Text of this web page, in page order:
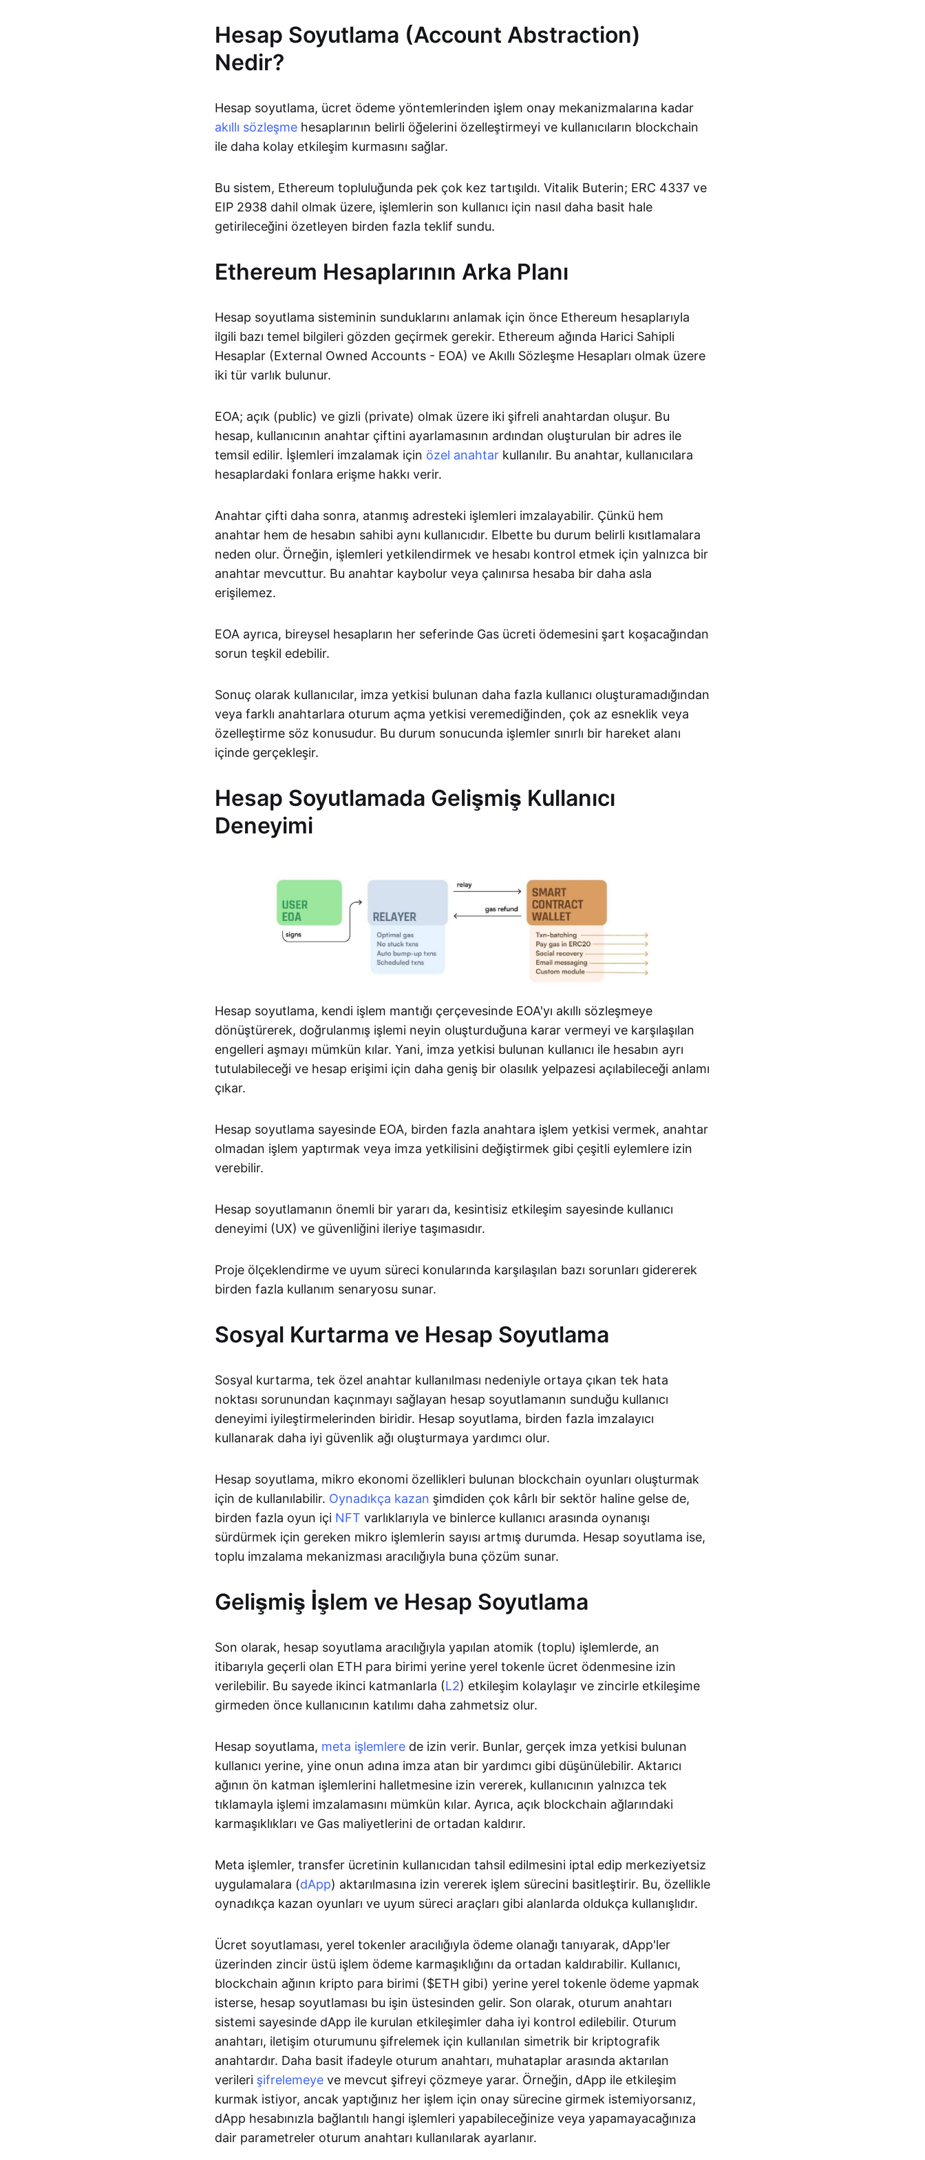
Hesap Soyutlama (Account Abstraction)
Nedir?
Hesap soyutlama, ücret ödeme yöntemlerinden işlem onay mekanizmalarına kadar
akıllı sözleşme hesaplarının belirli öğelerini özelleştirmeyi ve kullanıcıların blockchain
ile daha kolay etkileşim kurmasını sağlar.
Bu sistem, Ethereum topluluğunda pek çok kez tartışıldı. Vitalik Buterin; ERC 4337 ve
EIP 2938 dahil olmak üzere, işlemlerin son kullanıcı için nasıl daha basit hale
getirileceğini özetleyen birden fazla teklif sundu.
Ethereum Hesaplarının Arka Planı
Hesap soyutlama sisteminin sunduklarını anlamak için önce Ethereum hesaplarıyla
ilgili bazı temel bilgileri gözden geçirmek gerekir. Ethereum ağında Harici Sahipli
Hesaplar (External Owned Accounts - EOA) ve Akıllı Sözleşme Hesapları olmak üzere
iki tür varlık bulunur.
EOA; açık (public) ve gizli (private) olmak üzere iki şifreli anahtardan oluşur. Bu
hesap, kullanıcının anahtar çiftini ayarlamasının ardından oluşturulan bir adres ile
temsil edilir. İşlemleri imzalamak için özel anahtar kullanılır. Bu anahtar, kullanıcılara
hesaplardaki fonlara erişme hakkı verir.
Anahtar çifti daha sonra, atanmış adresteki işlemleri imzalayabilir. Çünkü hem
anahtar hem de hesabın sahibi aynı kullanıcıdır. Elbette bu durum belirli kısıtlamalara
neden olur. Örneğin, işlemleri yetkilendirmek ve hesabı kontrol etmek için yalnızca bir
anahtar mevcuttur. Bu anahtar kaybolur veya çalınırsa hesaba bir daha asla
erişilemez.
EOA ayrıca, bireysel hesapların her seferinde Gas ücreti ödemesini şart koşacağından
sorun teşkil edebilir.
Sonuç olarak kullanıcılar, imza yetkisi bulunan daha fazla kullanıcı oluşturamadığından
veya farklı anahtarlara oturum açma yetkisi veremediğinden, çok az esneklik veya
özelleştirme söz konusudur. Bu durum sonucunda işlemler sınırlı bir hareket alanı
içinde gerçekleşir.
Hesap Soyutlamada Gelişmiş Kullanıcı
Deneyimi
Hesap soyutlama, kendi işlem mantığı çerçevesinde EOA'yı akıllı sözleşmeye
dönüştürerek, doğrulanmış işlemi neyin oluşturduğuna karar vermeyi ve karşılaşılan
engelleri aşmayı mümkün kılar. Yani, imza yetkisi bulunan kullanıcı ile hesabın ayrı
tutulabileceği ve hesap erişimi için daha geniş bir olasılık yelpazesi açılabileceği anlamı
çıkar.
Hesap soyutlama sayesinde EOA, birden fazla anahtara işlem yetkisi vermek, anahtar
olmadan işlem yaptırmak veya imza yetkilisini değiştirmek gibi çeşitli eylemlere izin
verebilir.
Hesap soyutlamanın önemli bir yararı da, kesintisiz etkileşim sayesinde kullanıcı
deneyimi (UX) ve güvenliğini ileriye taşımasıdır.
Proje ölçeklendirme ve uyum süreci konularında karşılaşılan bazı sorunları gidererek
birden fazla kullanım senaryosu sunar.
Sosyal Kurtarma ve Hesap Soyutlama
Sosyal kurtarma, tek özel anahtar kullanılması nedeniyle ortaya çıkan tek hata
noktası sorunundan kaçınmayı sağlayan hesap soyutlamanın sunduğu kullanıcı
deneyimi iyileştirmelerinden biridir. Hesap soyutlama, birden fazla imzalayıcı
kullanarak daha iyi güvenlik ağı oluşturmaya yardımcı olur.
Hesap soyutlama, mikro ekonomi özellikleri bulunan blockchain oyunları oluşturmak
için de kullanılabilir. Oynadıkça kazan şimdiden çok kârlı bir sektör haline gelse de,
birden fazla oyun içi NFT varlıklarıyla ve binlerce kullanıcı arasında oynanışı
sürdürmek için gereken mikro işlemlerin sayısı artmış durumda. Hesap soyutlama ise,
toplu imzalama mekanizması aracılığıyla buna çözüm sunar.
Gelişmiş İşlem ve Hesap Soyutlama
Son olarak, hesap soyutlama aracılığıyla yapılan atomik (toplu) işlemlerde, an
itibarıyla geçerli olan ETH para birimi yerine yerel tokenle ücret ödenmesine izin
verilebilir. Bu sayede ikinci katmanlarla (L2) etkileşim kolaylaşır ve zincirle etkileşime
girmeden önce kullanıcının katılımı daha zahmetsiz olur.
Hesap soyutlama, meta işlemlere de izin verir. Bunlar, gerçek imza yetkisi bulunan
kullanıcı yerine, yine onun adına imza atan bir yardımcı gibi düşünülebilir. Aktarıcı
ağının ön katman işlemlerini halletmesine izin vererek, kullanıcının yalnızca tek
tıklamayla işlemi imzalamasını mümkün kılar. Ayrıca, açık blockchain ağlarındaki
karmaşıklıkları ve Gas maliyetlerini de ortadan kaldırır.
Meta işlemler, transfer ücretinin kullanıcıdan tahsil edilmesini iptal edip merkeziyetsiz
uygulamalara (dApp) aktarılmasına izin vererek işlem sürecini basitleştirir. Bu, özellikle
oynadıkça kazan oyunları ve uyum süreci araçları gibi alanlarda oldukça kullanışlıdır.
Ücret soyutlaması, yerel tokenler aracılığıyla ödeme olanağı tanıyarak, dApp'ler
üzerinden zincir üstü işlem ödeme karmaşıklığını da ortadan kaldırabilir. Kullanıcı,
blockchain ağının kripto para birimi ($ETH gibi) yerine yerel tokenle ödeme yapmak
isterse, hesap soyutlaması bu işin üstesinden gelir. Son olarak, oturum anahtarı
sistemi sayesinde dApp ile kurulan etkileşimler daha iyi kontrol edilebilir. Oturum
anahtarı, iletişim oturumunu şifrelemek için kullanılan simetrik bir kriptografik
anahtardır. Daha basit ifadeyle oturum anahtarı, muhataplar arasında aktarılan
verileri şifrelemeye ve mevcut şifreyi çözmeye yarar. Örneğin, dApp ile etkileşim
kurmak istiyor, ancak yaptığınız her işlem için onay sürecine girmek istemiyorsanız,
dApp hesabınızla bağlantılı hangi işlemleri yapabileceğinize veya yapamayacağınıza
dair parametreler oturum anahtarı kullanılarak ayarlanır.